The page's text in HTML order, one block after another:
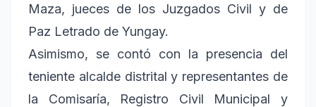
Maza, jueces de los Juzgados Civil y de
Paz Letrado de Yungay.
Asimismo, se contó con la presencia del
teniente alcalde distrital y representantes de
la Comisaría, Registro Civil Municipal y